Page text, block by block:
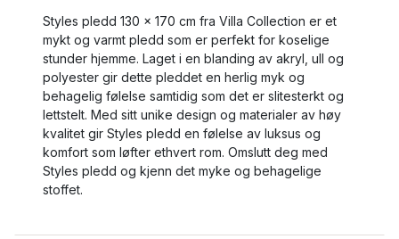
Styles pledd 130 x 170 cm fra Villa Collection er et
mykt og varmt pledd som er perfekt for koselige
stunder hjemme. Laget i en blanding av akryl, ull og
polyester gir dette pleddet en herlig myk og
behagelig følelse samtidig som det er slitesterkt og
lettstelt. Med sitt unike design og materialer av høy
kvalitet gir Styles pledd en følelse av luksus og
komfort som løfter ethvert rom. Omslutt deg med
Styles pledd og kjenn det myke og behagelige
stoffet.